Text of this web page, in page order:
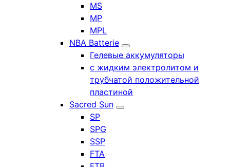
MS
MP
MPL
NBA Batterie
Гелевые аккумуляторы
с жидким электролитом и
трубчатой положительной
пластиной
Sacred Sun
SP
SPG
SSP
FTA